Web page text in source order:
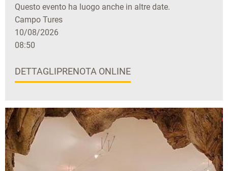
Questo evento ha luogo anche in altre date.
Campo Tures
10/08/2026
08:50
DETTAGLIPRENOTA ONLINE